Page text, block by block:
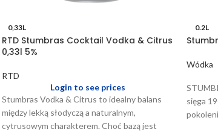
0,33L
RTD Stumbras Cocktail Vodka & Citrus
0,33l 5%
RTD
Login to see prices
Stumbras Vodka & Citrus to idealny balans
między lekką słodyczą a naturalnym,
cytrusowym charakterem. Choć bazą jest
0.2L
Wódka
sięga